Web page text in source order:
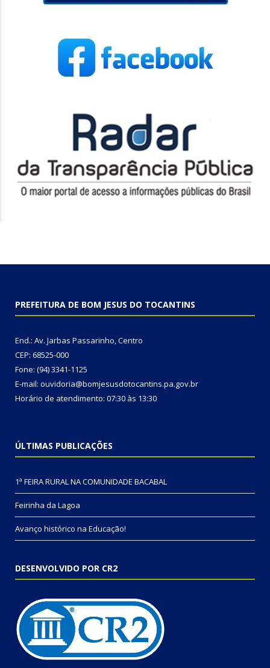
PREFEITURA DE BOM JESUS DO TOCANTINS
End.: Av. Jarbas Passarinho, Centro
CEP: 68525-000
Fone: (94) 3341-1125
E-mail: ouvidoria@bomjesusdotocantins.pa.gov.br
Horário de atendimento: 07:30 às 13:30
ÚLTIMAS PUBLICAÇÕES
1ª FEIRA RURAL NA COMUNIDADE BACABAL
Feirinha da Lagoa
Avanço histórico na Educação!
DESENVOLVIDO POR CR2